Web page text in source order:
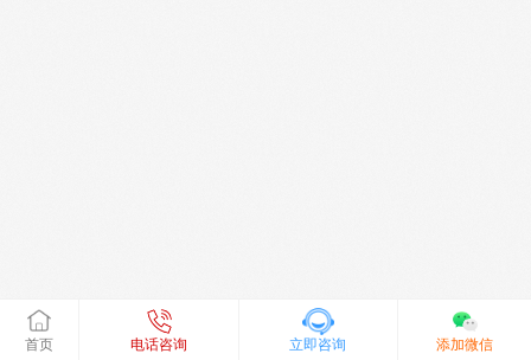
首页 电话咨询 立即咨询 添加微信